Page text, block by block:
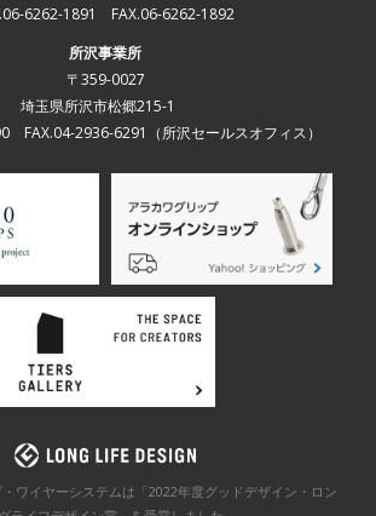
6262-1891 FAX.06-6262-1892
所沢事業所
〒359-0027
埼玉県所沢市松郷215-1
FAX.04-2936-6291 （所沢セールスオフィス）
ワイヤーシステムは「2022年度グッドデザイン・ロン